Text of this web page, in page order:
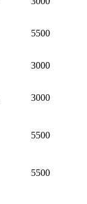
5500
3000
3000
5500
5500